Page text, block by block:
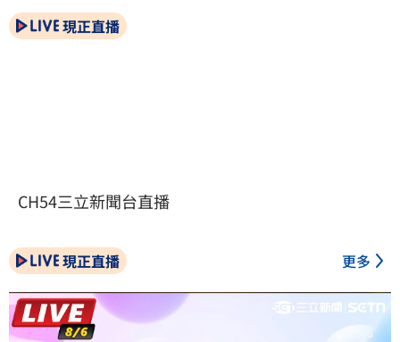
現正直播
CH54三立新聞台直播
現正直播 更多